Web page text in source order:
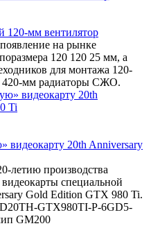
120-мм вентилятор
на рынке
120 120 25 мм, а
для монтажа 120-
420-мм радиаторы СЖО.
видеокарту 20th Anniversary
летию производства
специальной
Gold Edition GTX 980 Ti.
GTX980TI-P-6GD5-
GM200